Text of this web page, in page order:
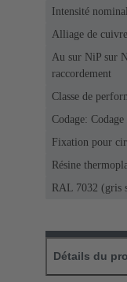
Intensité
Alliage de cuivre
Au sur NiP sur
raccordement
Classe de
Codage:
Fixation pour
Résine
RAL 7032 (gris
Détails du